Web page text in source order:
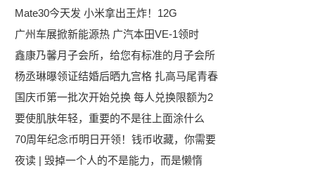
Mate30今天发 小米拿出王炸！12G
广州车展掀新能源热 广汽本田VE-1领时
鑫康乃馨月子会所，给您有标准的月子会所
杨丞琳曝领证结婚后晒九宫格 扎高马尾青春
国庆币第一批次开始兑换 每人兑换限额为2
要使肌肤年轻，重要的不是往上面涂什么
70周年纪念币明日开领！钱币收藏，你需要
夜读 | 毁掉一个人的不是能力，而是懒惰